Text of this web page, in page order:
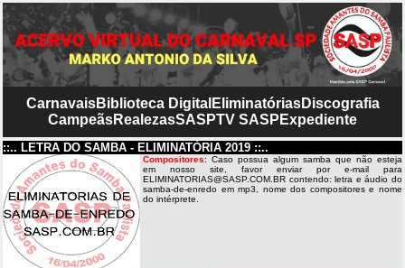
CarnavaisBiblioteca Digital EliminatóriasDiscografia
CampeãsRealezasSASPTV SASP Expediente
::.. LETRA DO SAMBA - ELIMINATÓRIA 2019 ::..
Compositores: Caso possua algum samba que não esteja
em nosso site, favor enviar por e-mail para
ELIMINATORIAS@SASP.COM.BR contendo: letra e áudio do
samba-de-enredo em mp3, nome dos compositores e nome
do intérprete.